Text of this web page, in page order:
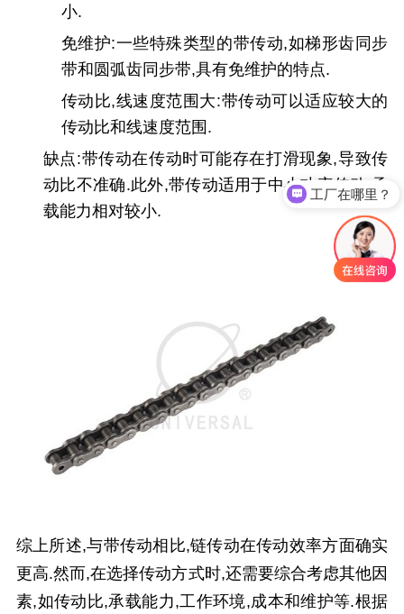
小.
免维护:一些特殊类型的带传动,如梯形齿同步
带和圆弧齿同步带,具有免维护的特点.
传动比,线速度范围大:带传动可以适应较大的
传动比和线速度范围.
缺点:带传动在传动时可能存在打滑现象,导致传
动比不准确.此外,带传动适用于中小功率传动,承
载能力相对较小.
综上所述,与带传动相比,链传动在传动效率方面确实
更高.然而,在选择传动方式时,还需要综合考虑其他因
素,如传动比,承载能力,工作环境,成本和维护等.根据
工厂在哪里？